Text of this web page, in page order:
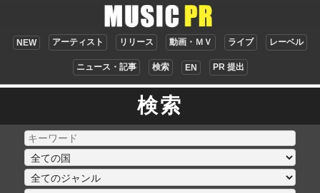
NEW アーティスト リリース 動画・ＭＶ ライブ レーベル
ニュース・記事 検索 EN PR 提出
検索